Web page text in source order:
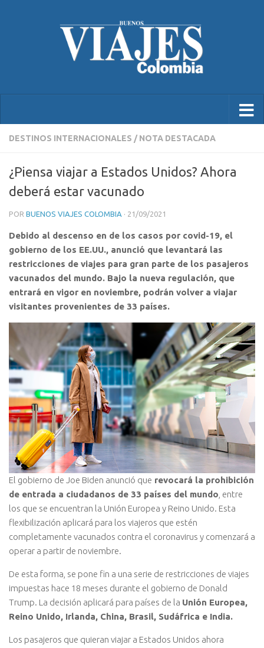
DESTINOS INTERNACIONALES / NOTA DESTACADA
¿Piensa viajar a Estados Unidos? Ahora
deberá estar vacunado
POR BUENOS VIAJES COLOMBIA · 21/09/2021
Debido al descenso en de los casos por covid-19, el
gobierno de los EE.UU., anunció que levantará las
restricciones de viajes para gran parte de los pasajeros
vacunados del mundo. Bajo la nueva regulación, que
entrará en vigor en noviembre, podrán volver a viajar
visitantes provenientes de 33 países.
El gobierno de Joe Biden anunció que revocará la prohibición
de entrada a ciudadanos de 33 países del mundo , entre
los que se encuentran la Unión Europea y Reino Unido. Esta
flexibilización aplicará para los viajeros que estén
completamente vacunados contra el coronavirus y comenzará a
operar a partir de noviembre.
De esta forma, se pone fin a una serie de restricciones de viajes
impuestas hace 18 meses durante el gobierno de Donald
Trump. La decisión aplicará para países de la Unión Europea,
Reino Unido, Irlanda, China, Brasil, Sudáfrica e India.
Los pasajeros que quieran viajar a Estados Unidos ahora